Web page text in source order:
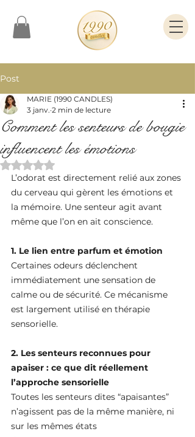
Post
Comment les senteurs de bougie
influencent les émotions
MARIE (1990 CANDLES)
3 janv. 2 min de lecture
Noté NaN étoiles sur 5.
L’odorat est directement relié aux zones
du cerveau qui gèrent les émotions et
la mémoire. Une senteur agit avant
même que l’on en ait conscience.
1. Le lien entre parfum et émotion
Certaines odeurs déclenchent
immédiatement une sensation de
calme ou de sécurité. Ce mécanisme
est largement utilisé en thérapie
sensorielle.
2. Les senteurs reconnues pour
apaiser : ce que dit réellement
l’approche sensorielle
Toutes les senteurs dites “apaisantes”
n’agissent pas de la même manière, ni
sur les mêmes états